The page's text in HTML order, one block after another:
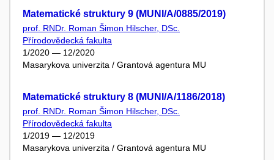
Matematické struktury 9 (MUNI/A/0885/2019)
prof. RNDr. Roman Šimon Hilscher, DSc.
Přírodovědecká fakulta
1/2020 — 12/2020
Masarykova univerzita / Grantová agentura MU
Matematické struktury 8 (MUNI/A/1186/2018)
prof. RNDr. Roman Šimon Hilscher, DSc.
Přírodovědecká fakulta
1/2019 — 12/2019
Masarykova univerzita / Grantová agentura MU